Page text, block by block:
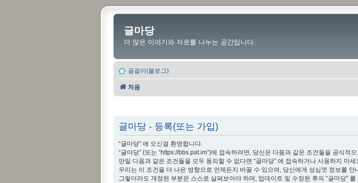
글마당
더 많은 이야기와 자료를 나누는 공간입니다.
글걸이(블로그)
처음
글마당 - 등록(또는 가입)
“글마당” 에 오신걸 환영합니다.
“글마당” (또는 “https://bbs.pat.im”)에 접속하려면, 당신은 다음과 같은 조건들을 공식적
만일 다음과 같은 조건들을 모두 동의할 수 없다면 “글마당” 에 접속하거나 사용하지 마세
우리는 이 조건을 더 나은 방향으로 언제든지 바꿀 수 있으며, 당신에게 성심껏 정보를 안
그렇더라도 개정된 부분은 스스로 살펴보아야 하며, 업데이트 및 수정된 후의 “글마당”